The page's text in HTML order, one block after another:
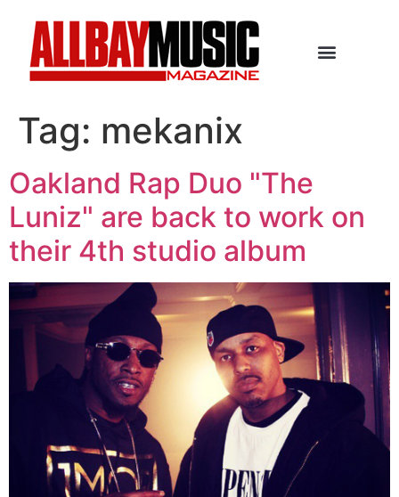
Tag: mekanix
Oakland Rap Duo "The
Luniz" are back to work on
their 4th studio album